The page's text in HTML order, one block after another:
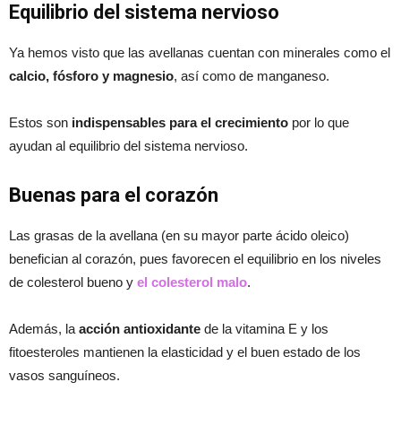
Equilibrio del sistema nervioso
Ya hemos visto que las avellanas cuentan con minerales como el
calcio, fósforo y magnesio, así como de manganeso.
Estos son indispensables para el crecimiento por lo que
ayudan al equilibrio del sistema nervioso.
Buenas para el corazón
Las grasas de la avellana (en su mayor parte ácido oleico)
benefician al corazón, pues favorecen el equilibrio en los niveles
de colesterol bueno y el colesterol malo.
Además, la acción antioxidante de la vitamina E y los
fitoesteroles mantienen la elasticidad y el buen estado de los
vasos sanguíneos.